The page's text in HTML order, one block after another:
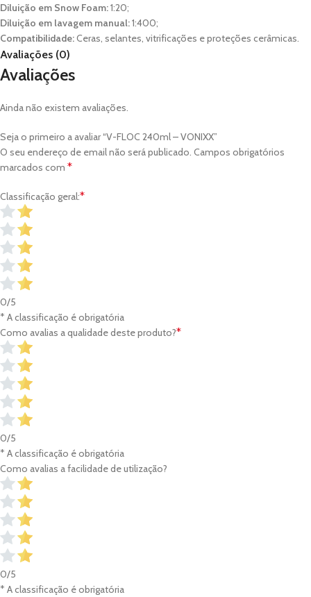
Diluição em Snow Foam:1:20;
Diluição em lavagem manual:1:400;
Compatibilidade:Ceras, selantes, vitrificações e proteções cerâmicas.
Avaliações (0)
Avaliações
Ainda não existem avaliações.
Seja o primeiro a avaliar “V-FLOC 240ml – VONIXX”
O seu endereço de email não será publicado. Campos obrigatórios
marcados com *
Classificação geral:*
0/5
* A classificação é obrigatória
Como avalias a qualidade deste produto?*
0/5
* A classificação é obrigatória
Como avalias a facilidade de utilização?
0/5
* A classificação é obrigatória